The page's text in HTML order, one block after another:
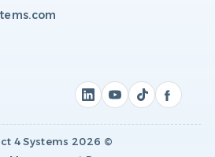
©
2026